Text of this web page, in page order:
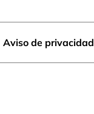
Aviso de privacidad